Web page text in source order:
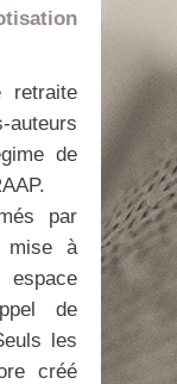
retraite
auteurs
de
par
mise à
de
les
créé